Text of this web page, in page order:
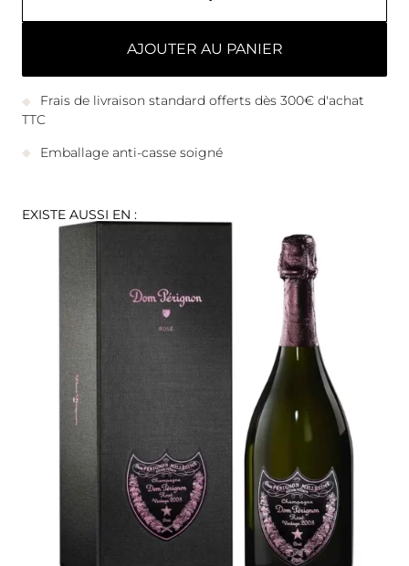
AJOUTER AU PANIER
Frais de livraison standard offerts dès 300€ d'achat
TTC
Emballage anti-casse soigné
EXISTE AUSSI EN :